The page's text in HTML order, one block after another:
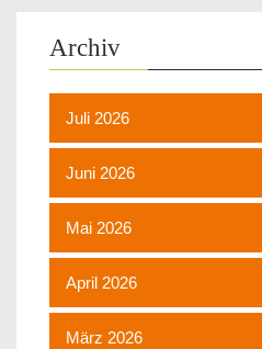
Archiv
Juli 2026
Juni 2026
Mai 2026
April 2026
März 2026